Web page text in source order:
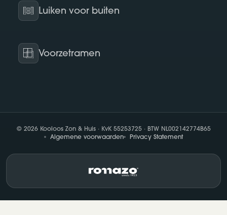
Luiken voor buiten
Voorzetramen
© 2026 Kooloos Zon & Huis · KvK 55253725 · BTW NL002142774B65
Algemene voorwaarden
Privacy Statement